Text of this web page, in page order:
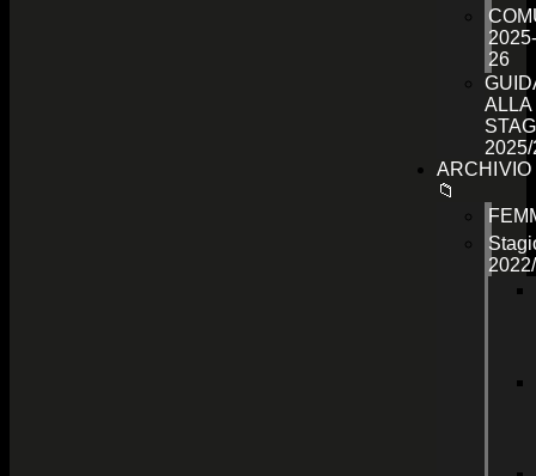
2025-
26
ALLA
2025/
ARCHIVIO
📁